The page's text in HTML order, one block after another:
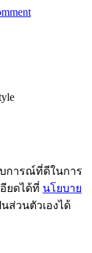
การณ์ที่ดีในการ
ยดได้ที่ นโยบาย
ส่วนตัวเองได้